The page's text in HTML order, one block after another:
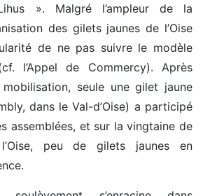
». Malgré l’ampleur de la
des gilets jaunes de l’Oise
de ne pas suivre le modèle
l’Appel de Commercy). Après
seule une gilet jaune
dans le Val-d’Oise) a participé
assemblées, et sur la vingtaine de
peu de gilets jaunes en